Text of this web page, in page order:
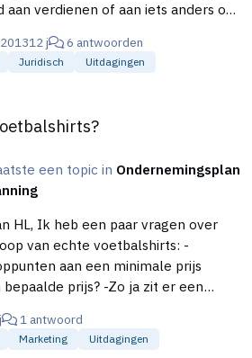
aan verdienen of aan iets anders op
ook op andere sites. Alvast bedankt Pieter
12 j 6 antwoorden
Juridisch Uitdagingen
een topic in Ondernemingsplan
over
van echte voetbalshirts: -
aan een minimale prijs
prijs? -Zo ja zit er een
meerdere clubshirts verkopen? -
iemand een goede en betrouwbare?
1 antwoord
Marketing Uitdagingen